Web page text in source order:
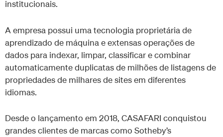
institucionais.
A empresa possui uma tecnologia proprietária de
aprendizado de máquina e extensas operações de
dados para indexar, limpar, classificar e combinar
automaticamente duplicatas de milhões de listagens de
propriedades de milhares de sites em diferentes
idiomas.
Desde o lançamento em 2018, CASAFARI conquistou
grandes clientes de marcas como Sotheby’s